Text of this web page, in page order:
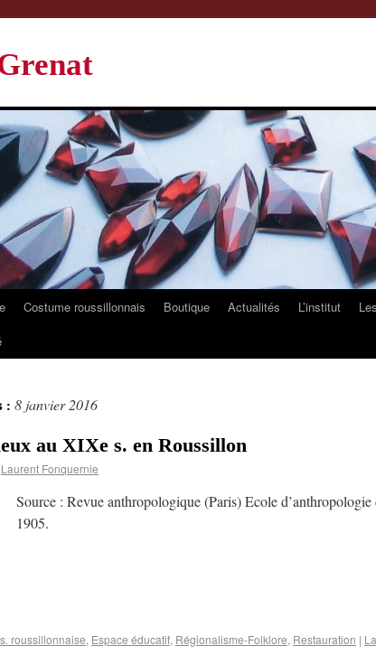
Costume roussillonnais Boutique Actualités L’institut
: 8 janvier 2016
au XIXe s. en Roussillon
Laurent Fonquernie
Source : Revue anthropologique (Paris) Ecole d’anthropologie
1905.
roussillonnaise, Espace éducatif, Régionalisme-Folklore, Restauration |